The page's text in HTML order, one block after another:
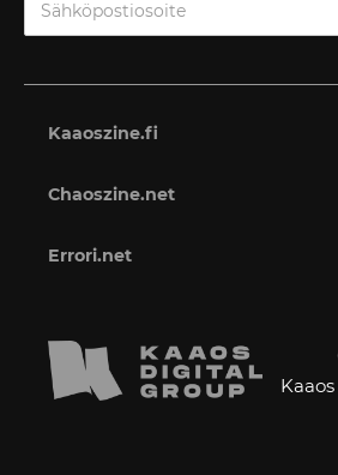
Kaaoszine.fi
Chaoszine.net
Errori.net